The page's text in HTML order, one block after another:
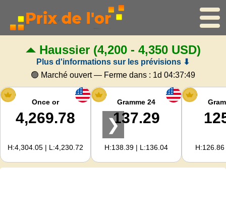
Accueil
Cours de l'or
Cours de l'argent
Calculateur d'or
Pour les Webmasters
Haussier(4,200 - 4,350 USD)
Plus d'informations sur les prévisions ⬇
🟢 Marché ouvert — Ferme dans : 1d 04:37:49
Once or
4,269.78
H:4,304.05 | L:4,230.72
Gramme 24
137.29
H:138.39 | L:136.04
❯